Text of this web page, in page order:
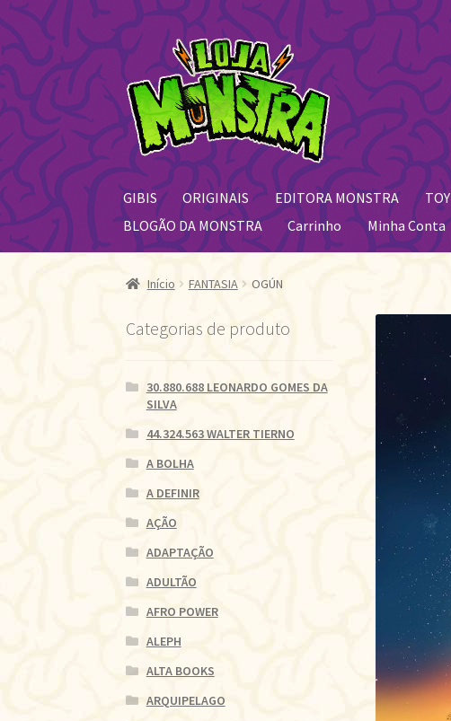
Pular
para
navegação
Pular
para
o
conteúdo
GIBIS ORIGINAIS EDITORA MONSTRA TOY
BLOGÃO DA MONSTRA
Carrinho Minha Conta
Início FANTASIA OGÚN
Categorias de produto
30.880.688 LEONARDO GOMES DA
SILVA
44.324.563 WALTER TIERNO
A BOLHA
A DEFINIR
AÇÃO
ADAPTAÇÃO
ADULTÃO
AFRO POWER
ALEPH
ALTA BOOKS
ARQUIPELAGO